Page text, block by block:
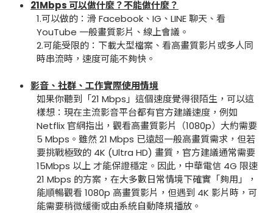
21Mbps 可以做什麼？不能做什麼？
1.可以做的：滑 Facebook、IG、LINE 聊天、看
YouTube 一般畫質影片、線上會議。
2.可能受限的：下載大型檔案、看高畫質影片或多人同
時串流時，速度可能不夠快。
影音、社群、工作實際使用情境
如果你聽到「21 Mbps」這個速度覺得很陌生，可以這
樣想：現在主流影音平台都有官方建議速度，例如
Netflix 官網指出，觀看高畫質影片（1080p）大約需要
5 Mbps。雖然 21 Mbps 已遠超一般高畫質需求，但若
要挑戰極致的 4K (Ultra HD) 畫質，官方建議通常需要
15Mbps 以上 才能保證穩定。因此，中華電信 4G 限速
21 Mbps 的方案，在大多數日常情境下確實「夠用」，
能順暢觀看 1080p 高畫質影片，但遇到 4K 影片時，可
能需要稍微緩衝或由系統自動降規播放。